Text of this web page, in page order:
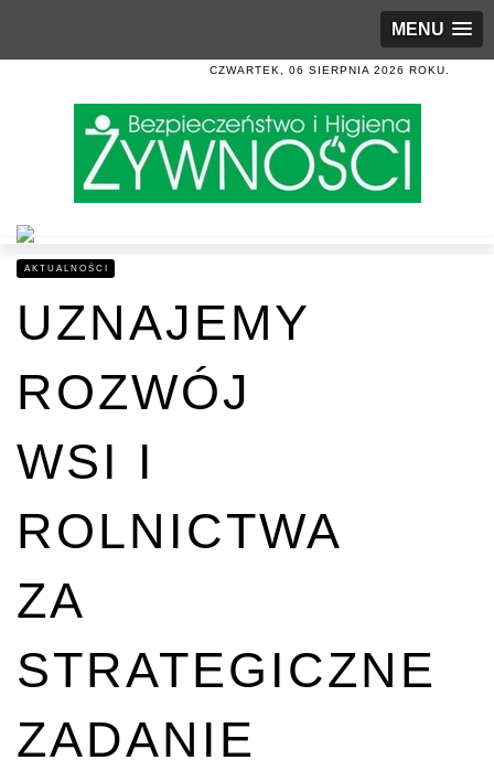
MENU
CZWARTEK, 06 SIERPNIA 2026 ROKU.
AKTUALNOŚCI
UZNAJEMY
ROZWÓJ
WSI I
ROLNICTWA
ZA
STRATEGICZNE
ZADANIE